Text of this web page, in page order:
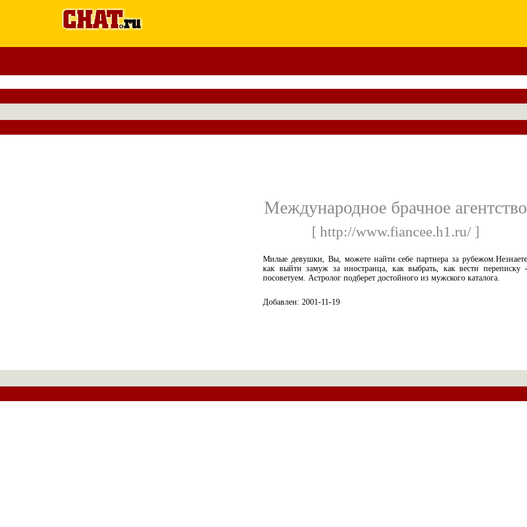
Международное брачное агентство
[ http://www.fiancee.h1.ru/ ]
Милые девушки, Вы, можете найти себе партнера за рубежом.Незнаете
как выйти замуж за иностранца, как выбрать, как вести переписку -
посоветуем. Астролог подберет достойного из мужского каталога.
Добавлен: 2001-11-19